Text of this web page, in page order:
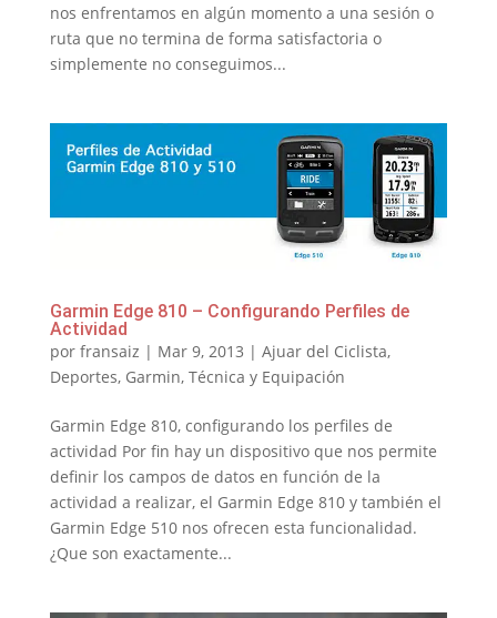
nos enfrentamos en algún momento a una sesión o
ruta que no termina de forma satisfactoria o
simplemente no conseguimos...
Garmin Edge 810 – Configurando Perfiles de
Actividad
por fransaiz | Mar 9, 2013 | Ajuar del Ciclista,
Deportes, Garmin, Técnica y Equipación
Garmin Edge 810, configurando los perfiles de
actividad Por fin hay un dispositivo que nos permite
definir los campos de datos en función de la
actividad a realizar, el Garmin Edge 810 y también el
Garmin Edge 510 nos ofrecen esta funcionalidad.
¿Que son exactamente...